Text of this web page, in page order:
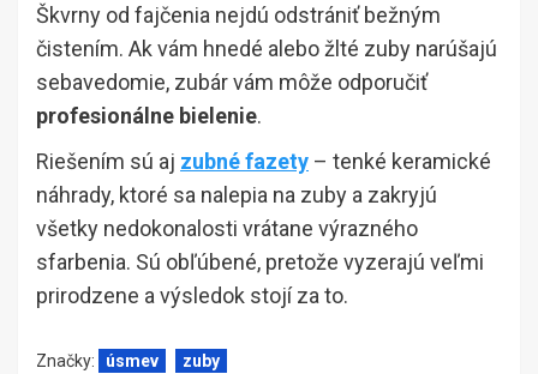
Škvrny od fajčenia nejdú odstrániť bežným
čistením. Ak vám hnedé alebo žlté zuby narúšajú
sebavedomie, zubár vám môže odporučiť
profesionálne bielenie.
Riešením sú aj zubné fazety – tenké keramické
náhrady, ktoré sa nalepia na zuby a zakryjú
všetky nedokonalosti vrátane výrazného
sfarbenia. Sú obľúbené, pretože vyzerajú veľmi
prirodzene a výsledok stojí za to.
Značky: úsmev zuby